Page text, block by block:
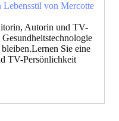
Lebensstil von Mercotte
Autorin und TV-
Sie eine
TV-Persönlichkeit